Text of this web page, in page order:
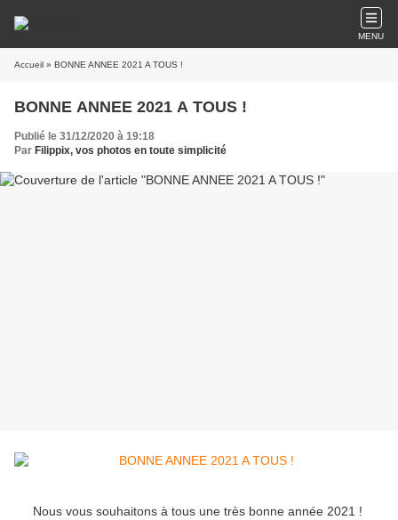
MENU
Accueil » BONNE ANNEE 2021 A TOUS !
BONNE ANNEE 2021 A TOUS !
Publié le 31/12/2020 à 19:18
Par Filippix, vos photos en toute simplicité
Nous vous souhaitons à tous une très bonne année 2021 !